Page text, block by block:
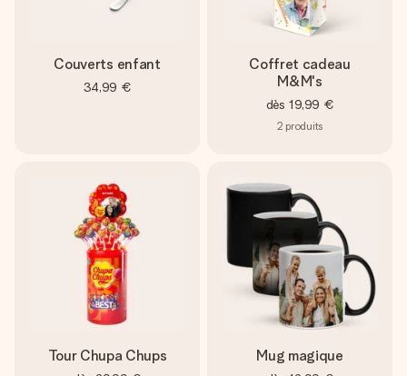
Couverts enfant
34,99 €
Coffret cadeau
M&M's
dès 19,99 €
2 produits
Tour Chupa Chups Mug magique